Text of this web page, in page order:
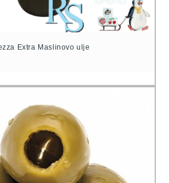
Extra Maslinovo ulje